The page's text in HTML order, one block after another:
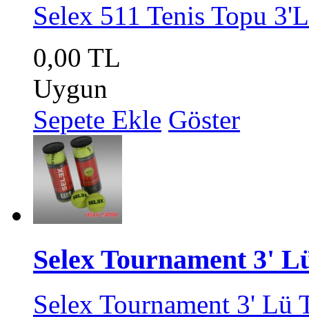
Selex 511 Tenis Topu
0,00 TL
Uygun
Sepete Ekle Göster
Selex Tournament 3'
Selex Tournament 3' Lü